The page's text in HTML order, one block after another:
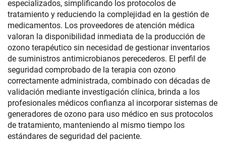
especializados, simplificando los protocolos de
tratamiento y reduciendo la complejidad en la gestión de
medicamentos. Los proveedores de atención médica
valoran la disponibilidad inmediata de la producción de
ozono terapéutico sin necesidad de gestionar inventarios
de suministros antimicrobianos perecederos. El perfil de
seguridad comprobado de la terapia con ozono
correctamente administrada, combinado con décadas de
validación mediante investigación clínica, brinda a los
profesionales médicos confianza al incorporar sistemas de
generadores de ozono para uso médico en sus protocolos
de tratamiento, manteniendo al mismo tiempo los
estándares de seguridad del paciente.